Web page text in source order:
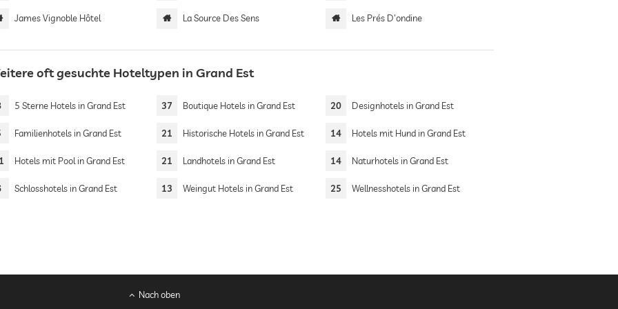
James Vignoble Hôtel La Source Des Sens Les Prés D'ondine
oft gesuchte Hoteltypen in Grand Est
5 Sterne Hotels in Grand Est 37 Boutique Hotels in Grand Est 20 Designhotels in Grand Est
Familienhotels in Grand Est 21 Historische Hotels in Grand Est 14 Hotels mit Hund in Grand Est
Hotels mit Pool in Grand Est 21 Landhotels in Grand Est 14 Naturhotels in Grand Est
Schlosshotels in Grand Est 13 Weingut Hotels in Grand Est 25 Wellnesshotels in Grand Est
Nach oben